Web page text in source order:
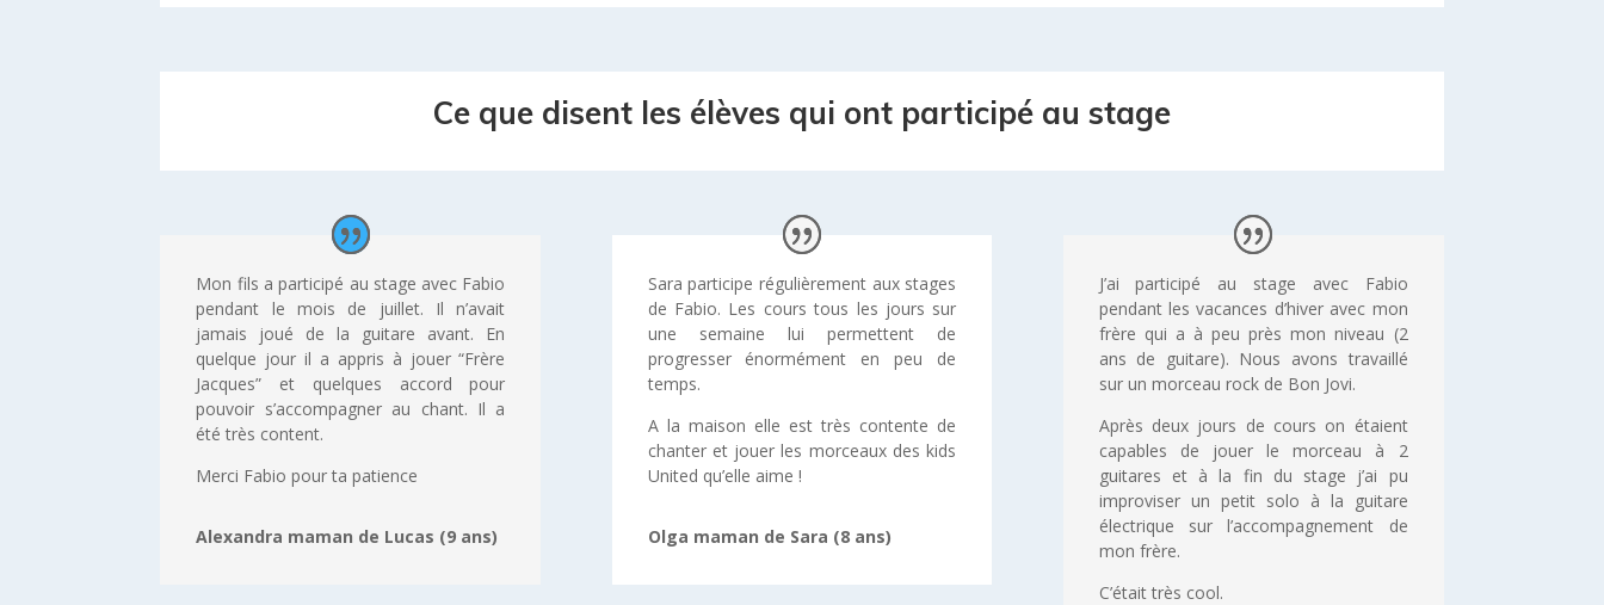
Ce que disent les élèves qui ont participé au stage
Mon fils a participé au stage avec Fabio
pendant le mois de juillet. Il n’avait
jamais joué de la guitare avant. En
quelque jour il a appris à jouer “Frère
Jacques” et quelques accord pour
pouvoir s’accompagner au chant. Il a
été très content.
Merci Fabio pour ta patience
Alexandra maman de Lucas (9 ans)
Sara participe régulièrement aux stages
de Fabio. Les cours tous les jours sur
une semaine lui permettent de
progresser énormément en peu de
temps.
A la maison elle est très contente de
chanter et jouer les morceaux des kids
United qu’elle aime !
Olga maman de Sara (8 ans)
J’ai participé au stage avec Fabio
pendant les vacances d’hiver avec mon
frère qui a à peu près mon niveau (2
ans de guitare). Nous avons travaillé
sur un morceau rock de Bon Jovi.
Après deux jours de cours on étaient
capables de jouer le morceau à 2
guitares et à la fin du stage j’ai pu
improviser un petit solo à la guitare
électrique sur l’accompagnement de
mon frère.
C’était très cool.